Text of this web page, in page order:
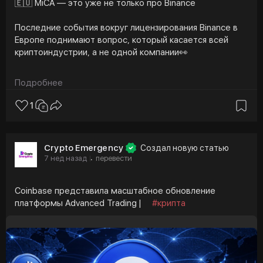
🇪🇺 MiCA — это уже не только про Binance
Последние события вокруг лицензирования Binance в
Европе поднимают вопрос, который касается всей
криптоиндустрии, а не одной компании👀
⌛️ MiCA создавался как единая нормативная база для
цифровых активов в ЕС. Главная идея заключалась в
том, чтобы снизить регуляторную фрагментацию
между странами и дать криптобизнесу понятные
Если компания проходит все необходимые процедуры,
взаимодействует с регуляторами и выполняет
неопределенностью относительно итогового решения,
возникает закономерный вопрос: насколько
Это важно не только для бирж. От регуляторной
Подробнее
1
Crypto Emergency Создал новую статью
7 нед назад · перевести
Coinbase представила масштабное обновление
платформы Advanced Trading |
#крипта